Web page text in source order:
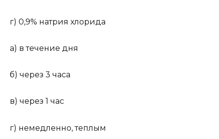
г) 0,9% натрия хлорида
а) в течение дня
б) через 3 часа
в) через 1 час
г) немедленно, теплым